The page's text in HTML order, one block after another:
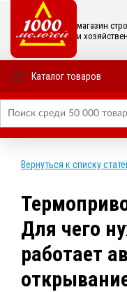
магазин
и
Каталог товаров
Вернуться к списку
Для чего
работает